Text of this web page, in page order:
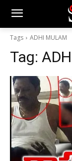
Tags ADHI MULAM
Tag: